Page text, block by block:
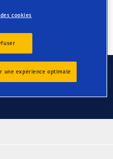
cookies
une expérience optimale